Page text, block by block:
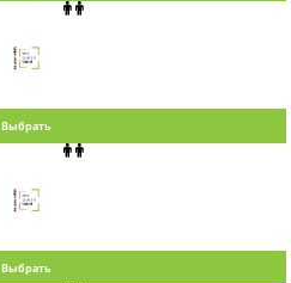
Выбрать
Выбрать